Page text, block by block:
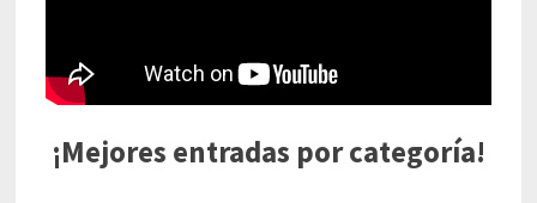
¡Mejores entradas por categoría!